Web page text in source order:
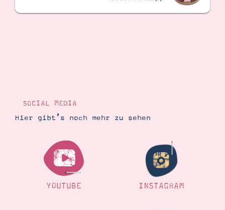
SOCIAL MEDIA
Hier gibt’s noch mehr zu sehen
YOUTUBE INSTAGRAM